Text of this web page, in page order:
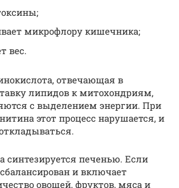
микрофлору кишечника;
вес.
отвечающая в
липидов к митохондриям,
с выделением энергии. При
этот процесс нарушается, и
синтезируется печенью. Если
и включает
овощей, фруктов, мяса и